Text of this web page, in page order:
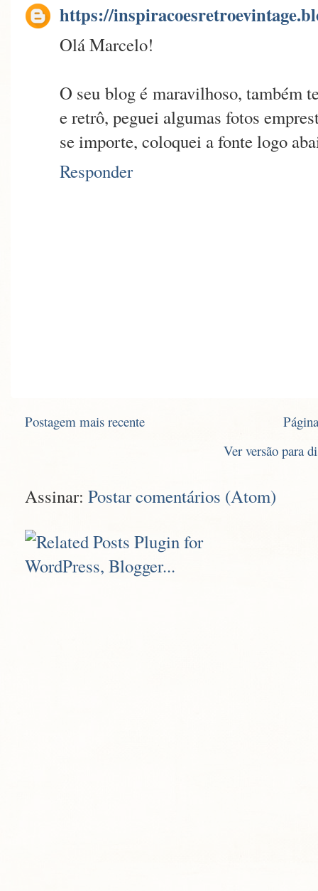
https://
Olá Marcelo!
O seu blog é maravilhoso, também
e retrô, peguei algumas fotos
se importe, coloquei a fonte logo
Responder
Postagem mais recente
Ver versão para
Assinar: Postar comentários (Atom)